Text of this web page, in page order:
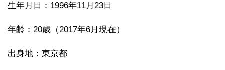
生年月日：1996年11月23日
年齢：20歳（2017年6月現在）
出身地：東京都